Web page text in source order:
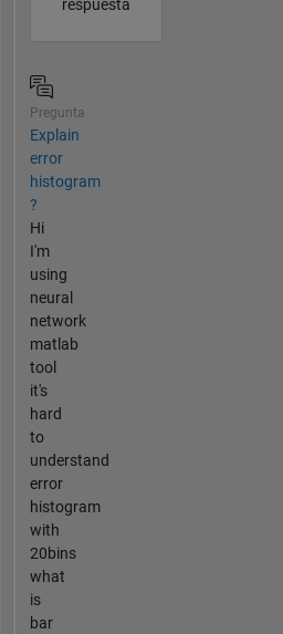
respuesta
Pregunta
Explain
error
histogram
?
Hi
I'm
using
neural
network
matlab
tool
it's
hard
to
understand
error
histogram
with
20bins
what
is
bar